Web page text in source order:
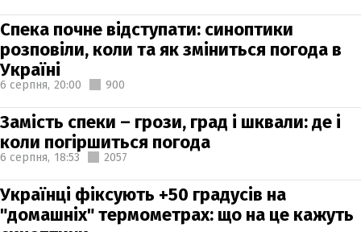
Спека почне відступати: синоптики
розповіли, коли та як зміниться погода в
Україні
6 серпня, 20:00 900
Замість спеки – грози, град і шквали: де і
коли погіршиться погода
6 серпня, 18:53 2057
Українці фіксують +50 градусів на
"домашніх" термометрах: що на це кажуть